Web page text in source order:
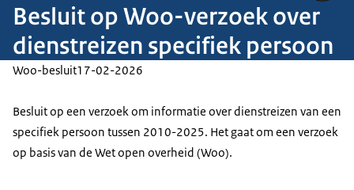
Besluit op Woo-verzoek over
dienstreizen specifiek persoon
Woo-besluit17-02-2026
Besluit op een verzoek om informatie over dienstreizen van een
specifiek persoon tussen 2010-2025. Het gaat om een verzoek
op basis van de Wet open overheid (Woo).